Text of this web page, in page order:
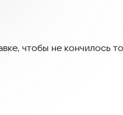
чтобы не кончилось
количество